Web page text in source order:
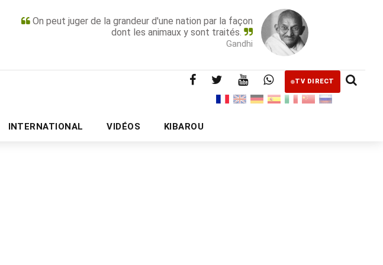
On peut juger de la grandeur d'une nation par la façon
dont les animaux y sont traités.
Gandhi
TV DIRECT
INTERNATIONAL VIDÉOS KIBAROU